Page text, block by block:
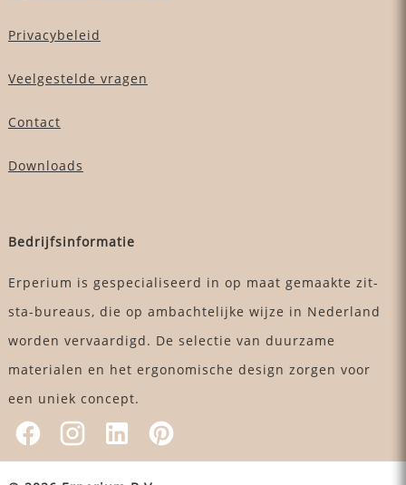
Privacybeleid
Veelgestelde vragen
Contact
Downloads
Bedrijfsinformatie
Erperium is gespecialiseerd in op maat gemaakte zit-
sta-bureaus, die op ambachtelijke wijze in Nederland
worden vervaardigd. De selectie van duurzame
materialen en het ergonomische design zorgen voor
een uniek concept.